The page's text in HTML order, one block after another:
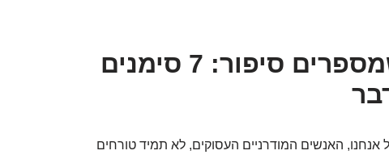
2. הסימנים השקטים שמספרים סיפור: 7 סימנים
האנשים המודרניים העסוקים, לא תמיד טורחים